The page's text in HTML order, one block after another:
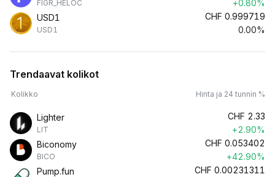
FIGR_HELOC
+0.80%
USD1
USD1
CHF 0.999719
0.00%
Trendaavat kolikot
Kolikko Hinta ja 24 tunnin %
Lighter
LIT
CHF 2.33
+2.90%
Biconomy
BICO
CHF 0.053402
+42.90%
Pump.fun
CHF 0.00231311